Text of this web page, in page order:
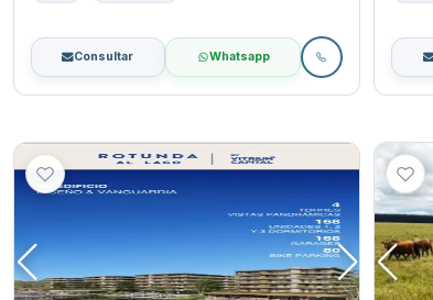
Consultar Whatsapp